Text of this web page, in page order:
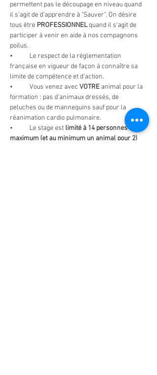
permettent pas le découpage en niveau quand
il s'agit de d'apprendre à "Sauver". On désire
tous être PROFESSIONNEL quand il s'agit de
participer à venir en aide à nos compagnons
poilus.
•	Le respect de la réglementation
française en vigueur de façon à connaître sa
limite de compétence et d’action.
•	Vous venez avec VOTRE animal pour la
formation : pas d'animaux dressés, de
peluches ou de mannequins sauf pour la
réanimation cardio pulmonaire.
•	Le stage est limité à 14 personnes
maximum (et au minimum un animal pour 2)